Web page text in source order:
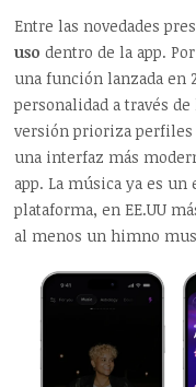
Entre las novedades
uso dentro de la app.
una función lanzada en
personalidad a través
versión prioriza perfiles
una interfaz más
app. La música ya es
plataforma, en EE.UU
al menos un himno